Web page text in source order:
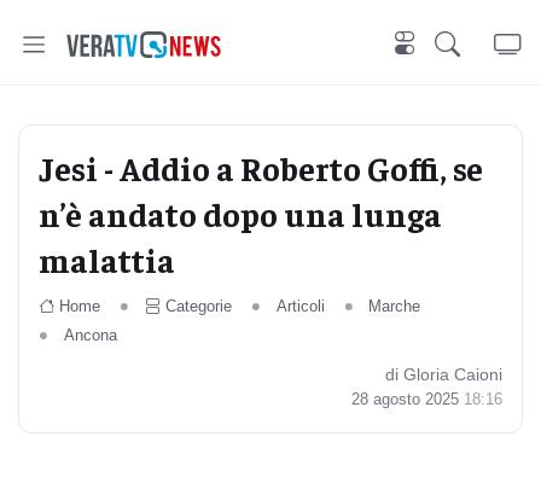
Jesi - Addio a Roberto Goffi, se
n’è andato dopo una lunga
malattia
Home Categorie Articoli
Marche
Ancona
di Gloria Caioni
28 agosto 2025 18:16